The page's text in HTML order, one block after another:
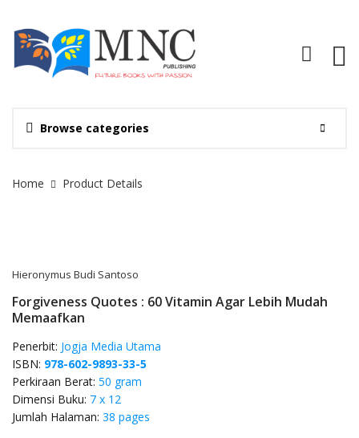
Browse categories
Site Breadcrumb
Home Product Details
Hieronymus Budi Santoso
Forgiveness Quotes : 60 Vitamin Agar Lebih Mudah
Memaafkan
Penerbit: Jogja Media Utama
ISBN: 978-602-9893-33-5
Perkiraan Berat: 50 gram
Dimensi Buku: 7 x 12
Jumlah Halaman: 38 pages